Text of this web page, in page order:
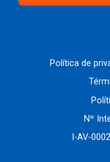
Política de
Nº
I-AV-